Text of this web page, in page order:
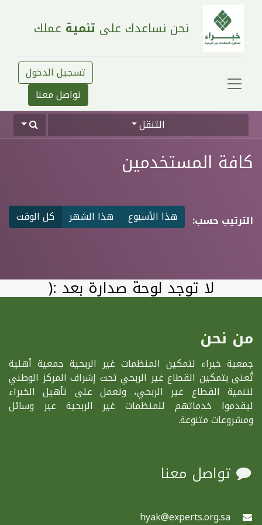
نحن نساعدك على تنمية عملك
تسجيل الدخول
تواصل معنا
التنقل
كافة المستخدمين
الترتيب حسب: هذا الأسبوع هذا الشهر كل الوقت
لا توجد لوحة صدارة بعد :(
من نحن
جمعية خبراء لتمكين المنظمات غير الربحية جمعية أهلية
تُعنى بتمكين القطاع غير الربحي تحت إشراف المركز الوطني
لتنمية القطاع غير الربحي، وتعمل على تأهيل الخبراء
ليقدموا خدماتهم للمنظمات غير الربحية عبر وسائل
ومشروعات متنوعة.
تواصل معنا